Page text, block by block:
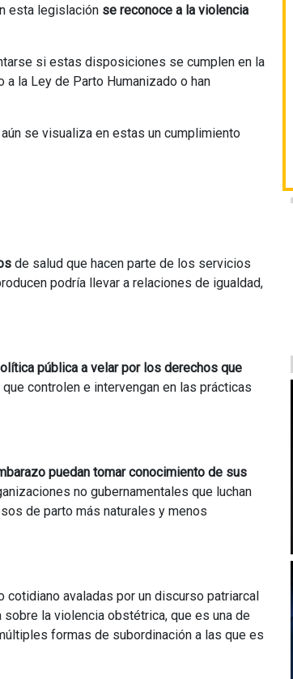
esta legislación se reconoce a la violencia
si estas disposiciones se cumplen en la
a la Ley de Parto Humanizado o han
se visualiza en estas un cumplimiento
de salud que hacen parte de los servicios
podría llevar a relaciones de igualdad,
pública a velar por los derechos que
controlen e intervengan en las prácticas
puedan tomar conocimiento de sus
no gubernamentales que luchan
de parto más naturales y menos
avaladas por un discurso patriarcal
la violencia obstétrica, que es una de
formas de subordinación a las que es